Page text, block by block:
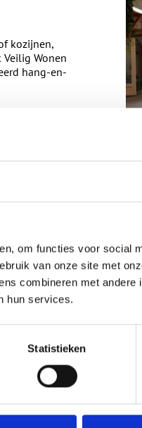
om functies voor social
van onze site met
combineren met andere
hun services.
Statistieken
kozijnen,
Wonen
hang-en-
Daarom heb
houtlook.
charme
en service op het
een uitgebreid
aan de
klaar om
reviews
nazorg.
zodat je ook in